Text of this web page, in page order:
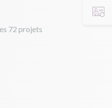
72 projets